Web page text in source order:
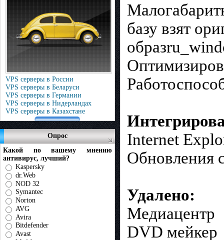
VPS серверы в России
VPS серверы в Беларуси
VPS серверы в Германии
VPS серверы в Нидерландах
VPS серверы в Казахстане
Опрос
Какой по вашему мнению
антивирус, лучший?
Kaspersky
dr.Web
NOD 32
Symantec
Norton
AVG
Avira
Bitdefender
Avast
базу взят
Internet
Обновления
Удалено:
Медиацентр
DVD мейкер